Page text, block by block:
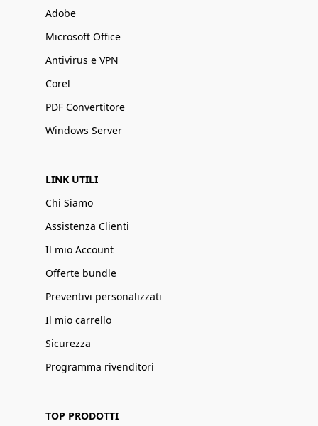
Adobe
Microsoft Office
Antivirus e VPN
Corel
PDF Convertitore
Windows Server
LINK UTILI
Chi Siamo
Assistenza Clienti
Il mio Account
Offerte bundle
Preventivi personalizzati
Il mio carrello
Sicurezza
Programma rivenditori
TOP PRODOTTI